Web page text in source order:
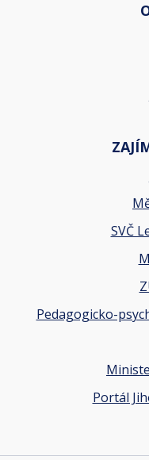
SVČ
Pedagogicko-
Portál